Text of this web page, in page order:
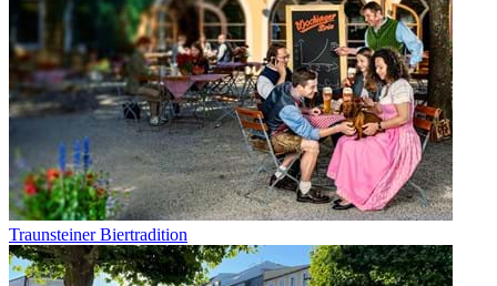
Traunsteiner Biertradition